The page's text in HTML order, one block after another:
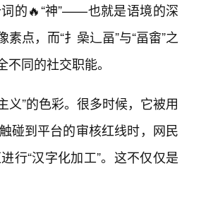
的🔥“神”——也就是语境的深
点，而“扌喿辶畐”与“畐畬”之
同的社交职能。
义”的色彩。很多时候，它被用
碰到平台的审核红线时，网民
行“汉字化加工”。这不仅仅是